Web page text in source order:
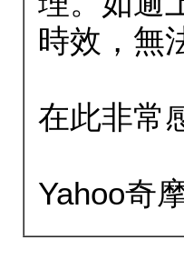
時效，無
在此非常
Yahoo奇